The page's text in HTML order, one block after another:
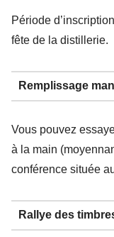
Période
fête de la distillerie.
Remplissage
Vous pouvez
à la main
conférence située
Rallye des